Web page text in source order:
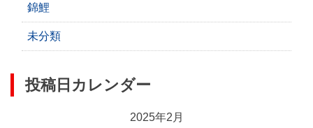
錦鯉
未分類
投稿日カレンダー
2025年2月